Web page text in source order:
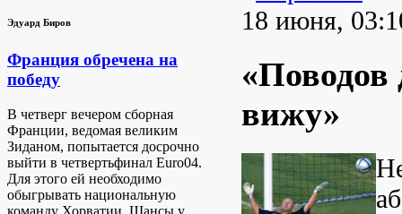
Эдуард Биров
Франция обречена на
победу
В четверг вечером сборная
Франции, ведомая великим
Зиданом, попытается досрочно
выйти в четвертьфинал Euro04.
Для этого ей необходимо
обыгрывать национальную
команду Хорватии. Шансы у
18 июня,
«Поводов
вижу»